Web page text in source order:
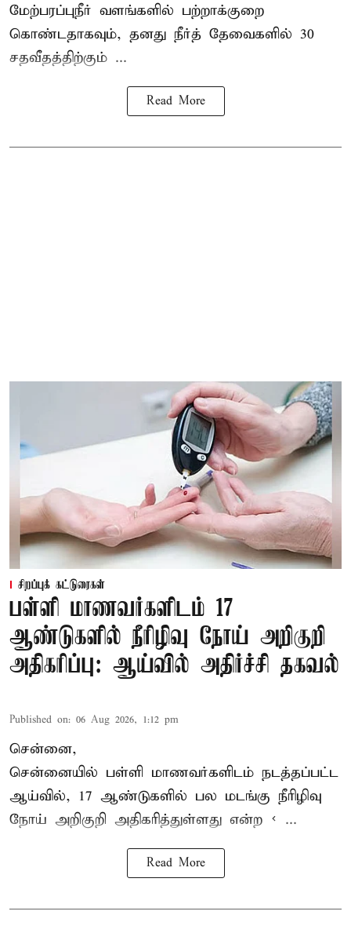
மேற்பரப்புநீர் வளங்களில் பற்றாக்குறை
கொண்டதாகவும், தனது நீர்த் தேவைகளில் 30
சதவீதத்திற்கும் ...
Read More
சிறப்புக் கட்டுரைகள்
பள்ளி மாணவர்களிடம் 17
ஆண்டுகளில் நீரிழிவு நோய் அறிகுறி
அதிகரிப்பு: ஆய்வில் அதிர்ச்சி தகவல்
Published on: 06 Aug 2026, 1:12 pm
சென்னை,
சென்னையில் பள்ளி மாணவர்களிடம் நடத்தப்பட்ட
ஆய்வில், 17 ஆண்டுகளில் பல மடங்கு நீரிழிவு
நோய் அறிகுறி அதிகரித்துள்ளது என்ற < ...
Read More